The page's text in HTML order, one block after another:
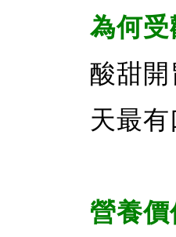
為何受
酸甜
天最
營養價